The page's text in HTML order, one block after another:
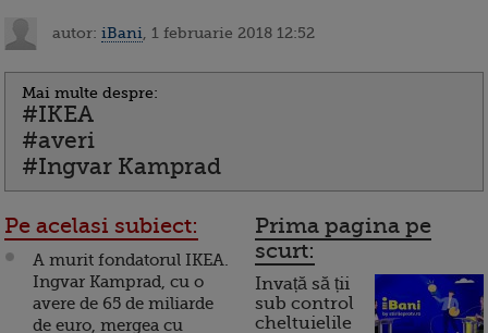
autor: iBani , 1 februarie 2018 12:52
Mai multe despre:
#IKEA
#averi
#Ingvar Kamprad
Pe acelasi subiect:
A murit fondatorul IKEA.
Ingvar Kamprad, cu o
avere de 65 de miliarde
de euro, mergea cu
Prima pagina pe
scurt:
Invață să ții
sub control
cheltuielile